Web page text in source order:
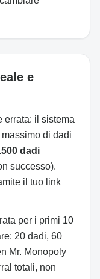
e
errata: il sistema
massimo di dadi
dadi
successo).
il tuo link
per i primi 10
20 dadi, 60
Mr. Monopoly
totali, non